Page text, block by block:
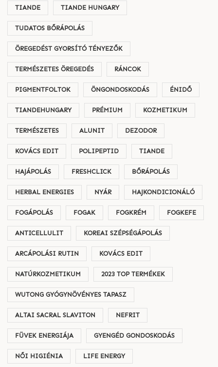
TIANDE TIANDE HUNGARY
TUDATOS BŐRÁPOLÁS
ÖREGEDÉST GYORSÍTÓ TÉNYEZŐK
TERMÉSZETES ÖREGEDÉS RÁNCOK
PIGMENTFOLTOK ÖNGONDOSKODÁS ÉNIDŐ
TIANDEHUNGARY PRÉMIUM KOZMETIKUM
TERMÉSZETES ALUNIT DEZODOR
KOVÁCS EDIT POLIPEPTID TIANDE
HAJÁPOLÁS FRESHCLICK BŐRÁPOLÁS
HERBAL ENERGIES NYÁR HAJKONDICIONÁLÓ
FOGÁPOLÁS FOGAK FOGKRÉM FOGKEFE
ANTICELLULIT KOREAI SZÉPSÉGÁPOLÁS
ARCÁPOLÁSI RUTIN KOVÁCS EDIT
NATÚRKOZMETIKUM 2023 TOP TERMÉKEK
WUTONG GYÓGYNÖVÉNYES TAPASZ
ALTAI SACRAL SLAVITON NEFRIT
FÜVEK ENERGIÁJA GYENGÉD GONDOSKODÁS
NŐI HIGIÉNIA LIFE ENERGY